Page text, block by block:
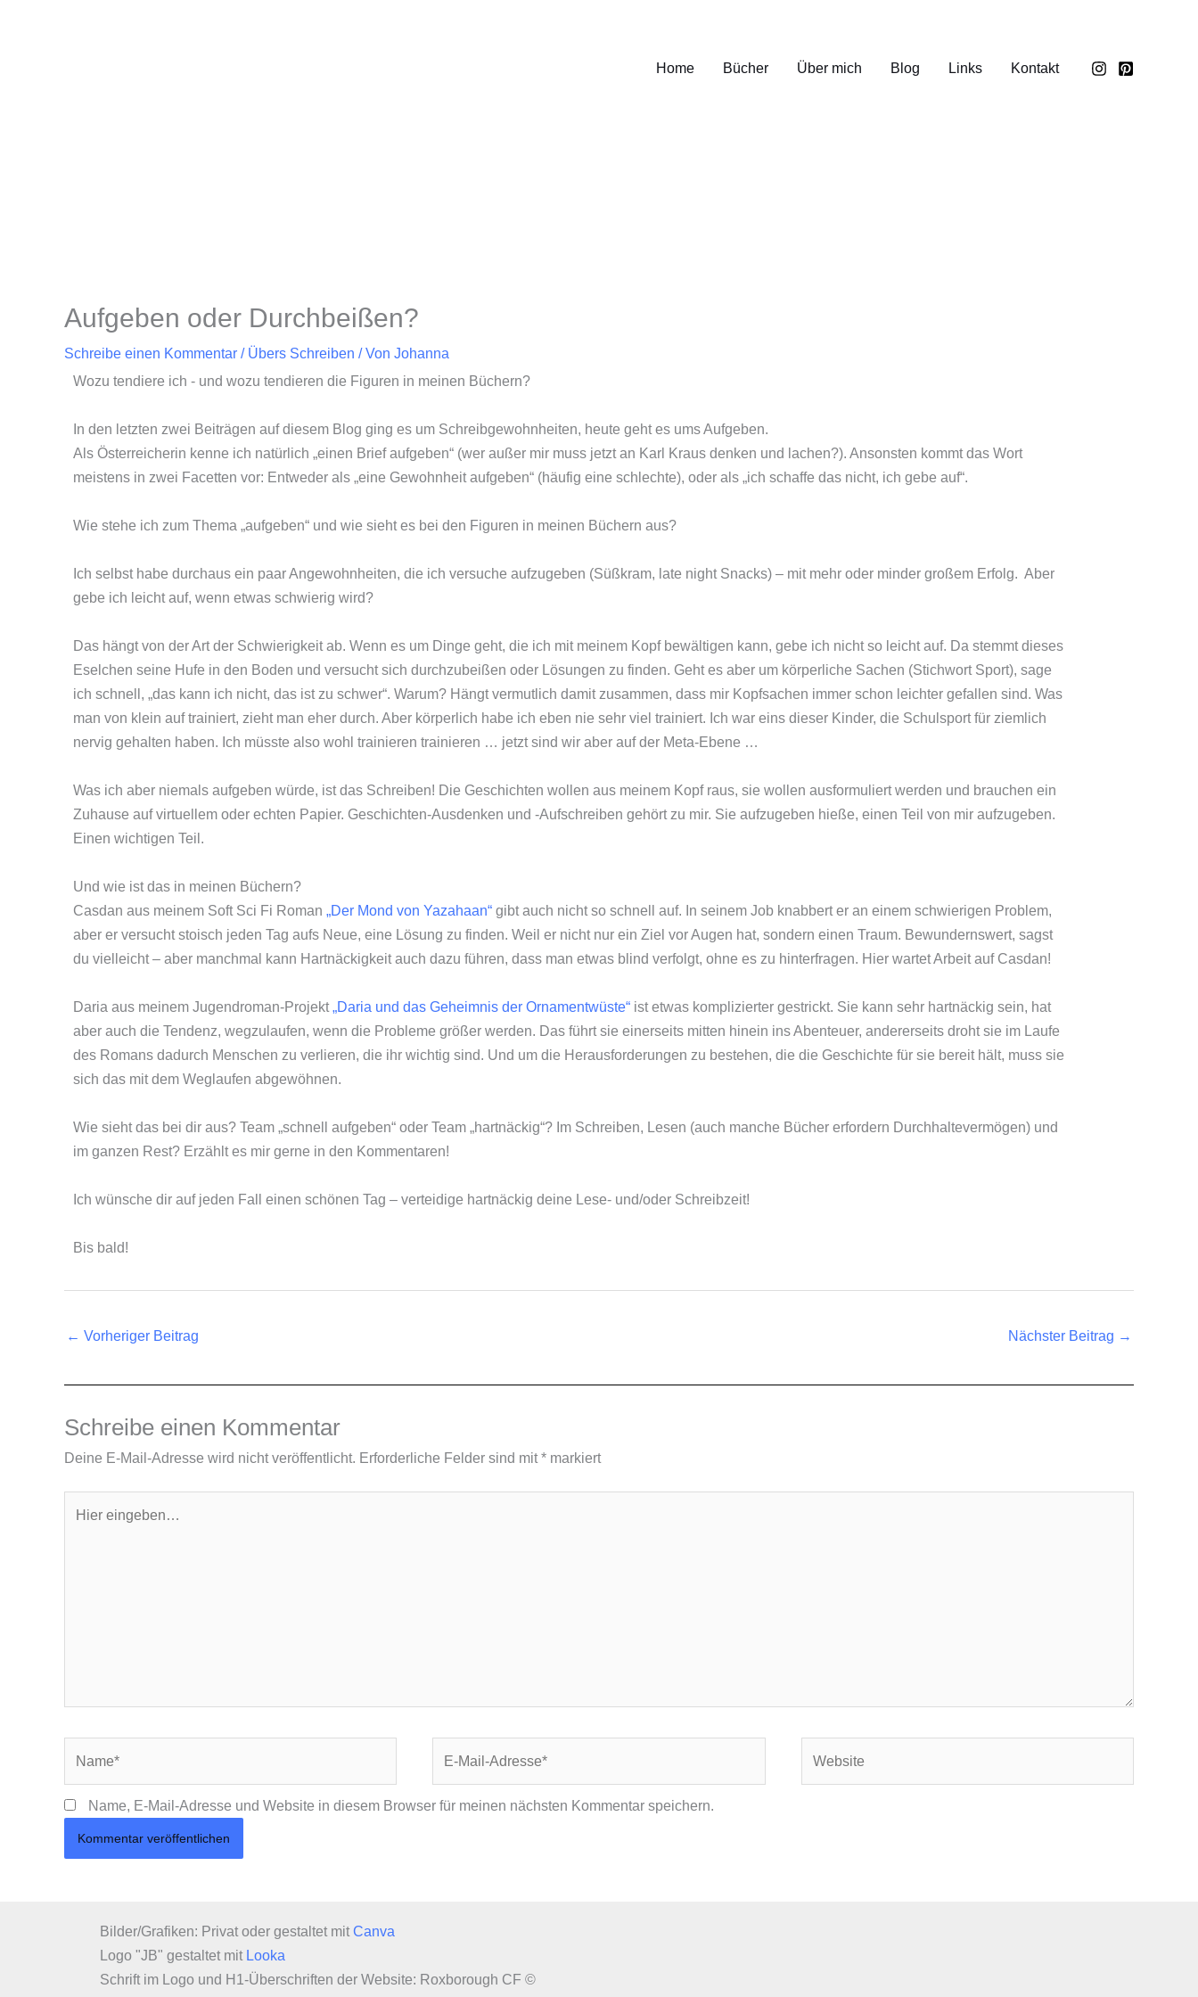
Home Bücher Über mich Blog Links Kontakt
Aufgeben oder Durchbeißen?
Schreibe einen Kommentar / Übers Schreiben / Von Johanna
Wozu tendiere ich - und wozu tendieren die Figuren in meinen Büchern?
In den letzten zwei Beiträgen auf diesem Blog ging es um Schreibgewohnheiten, heute geht es ums Aufgeben.
Als Österreicherin kenne ich natürlich „einen Brief aufgeben“ (wer außer mir muss jetzt an Karl Kraus denken und lachen?). Ansonsten kommt das Wort
meistens in zwei Facetten vor: Entweder als „eine Gewohnheit aufgeben“ (häufig eine schlechte), oder als „ich schaffe das nicht, ich gebe auf“.
Wie stehe ich zum Thema „aufgeben“ und wie sieht es bei den Figuren in meinen Büchern aus?
Ich selbst habe durchaus ein paar Angewohnheiten, die ich versuche aufzugeben (Süßkram, late night Snacks) – mit mehr oder minder großem Erfolg. Aber
gebe ich leicht auf, wenn etwas schwierig wird?
Das hängt von der Art der Schwierigkeit ab. Wenn es um Dinge geht, die ich mit meinem Kopf bewältigen kann, gebe ich nicht so leicht auf. Da stemmt dieses
Eselchen seine Hufe in den Boden und versucht sich durchzubeißen oder Lösungen zu finden. Geht es aber um körperliche Sachen (Stichwort Sport), sage
ich schnell, „das kann ich nicht, das ist zu schwer“. Warum? Hängt vermutlich damit zusammen, dass mir Kopfsachen immer schon leichter gefallen sind. Was
man von klein auf trainiert, zieht man eher durch. Aber körperlich habe ich eben nie sehr viel trainiert. Ich war eins dieser Kinder, die Schulsport für ziemlich
nervig gehalten haben. Ich müsste also wohl trainieren trainieren … jetzt sind wir aber auf der Meta-Ebene …
Was ich aber niemals aufgeben würde, ist das Schreiben! Die Geschichten wollen aus meinem Kopf raus, sie wollen ausformuliert werden und brauchen ein
Zuhause auf virtuellem oder echten Papier. Geschichten-Ausdenken und -Aufschreiben gehört zu mir. Sie aufzugeben hieße, einen Teil von mir aufzugeben.
Einen wichtigen Teil.
Und wie ist das in meinen Büchern?
Casdan aus meinem Soft Sci Fi Roman „Der Mond von Yazahaan“ gibt auch nicht so schnell auf. In seinem Job knabbert er an einem schwierigen Problem,
aber er versucht stoisch jeden Tag aufs Neue, eine Lösung zu finden. Weil er nicht nur ein Ziel vor Augen hat, sondern einen Traum. Bewundernswert, sagst
du vielleicht – aber manchmal kann Hartnäckigkeit auch dazu führen, dass man etwas blind verfolgt, ohne es zu hinterfragen. Hier wartet Arbeit auf Casdan!
Daria aus meinem Jugendroman-Projekt„Daria und das Geheimnis der Ornamentwüste“ ist etwas komplizierter gestrickt. Sie kann sehr hartnäckig sein, hat
aber auch die Tendenz, wegzulaufen, wenn die Probleme größer werden. Das führt sie einerseits mitten hinein ins Abenteuer, andererseits droht sie im Laufe
des Romans dadurch Menschen zu verlieren, die ihr wichtig sind. Und um die Herausforderungen zu bestehen, die die Geschichte für sie bereit hält, muss sie
sich das mit dem Weglaufen abgewöhnen.
Wie sieht das bei dir aus? Team „schnell aufgeben“ oder Team „hartnäckig“? Im Schreiben, Lesen (auch manche Bücher erfordern Durchhaltevermögen) und
im ganzen Rest? Erzählt es mir gerne in den Kommentaren!
Ich wünsche dir auf jeden Fall einen schönen Tag – verteidige hartnäckig deine Lese- und/oder Schreibzeit!
Bis bald!
← Vorheriger Beitrag Nächster Beitrag →
Schreibe einen Kommentar
Deine E-Mail-Adresse wird nicht veröffentlicht. Erforderliche Felder sind mit* markiert
eingeben…
Adresse*
Name, E-Mail-Adresse und Website in diesem Browser für meinen nächsten Kommentar speichern.
Bilder/Grafiken: Privat oder gestaltet mit Canva
Logo "JB" gestaltet mit Looka
Schrift im Logo und H1-Überschriften der Website: Roxborough CF ©